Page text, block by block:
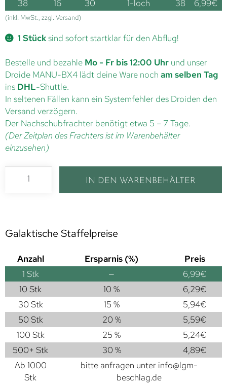
38
16 30 1-loch 38 6,99€
(inkl. MwSt., zzgl. Versand)
1 Stücksind sofort startklar für den Abflug!
Bestelle und bezahle Mo - Fr bis 12:00 Uhr und unser
Droide MANU-BX4 lädt deine Ware noch am selben Tag
ins DHL-Shuttle.
In seltenen Fällen kann ein Systemfehler des Droiden den
Versand verzögern.
Der Nachschubfrachter benötigt etwa 5 – 7 Tage.
(Der Zeitplan des Frachters ist im Warenbehälter
einzusehen)
IN DEN WARENBEHÄLTER
Galaktische Staffelpreise
Anzahl Ersparnis (%)
Preis
1 Stk — 6,99€
10 Stk
10 % 6,29€
30 Stk
15 % 5,94€
50 Stk
20 % 5,59€
100 Stk
25 % 5,24€
500+ Stk
30 % 4,89€
Ab 1000
Stk
bitte anfragen unter info@lgm-
beschlag.de